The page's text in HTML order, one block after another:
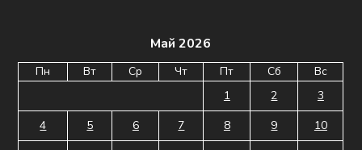
Май 2026
Пн Вт Ср Чт Пт Сб
Вс
1
2
3
4
5 6 7 8 9
10